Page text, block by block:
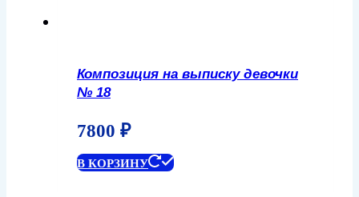
Композиция на выписку девочки
№ 18
7800 ₽
В КОРЗИНУ